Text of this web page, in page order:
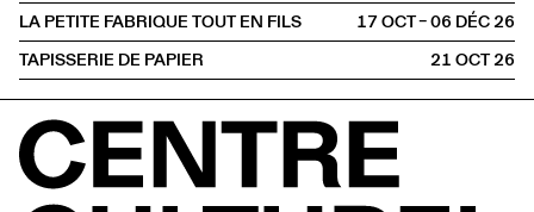
LA PETITE FABRIQUE TOUT EN FILS
17 OCT – 06 DÉC2026
TAPISSERIE DE PAPIER
21 OCT2026